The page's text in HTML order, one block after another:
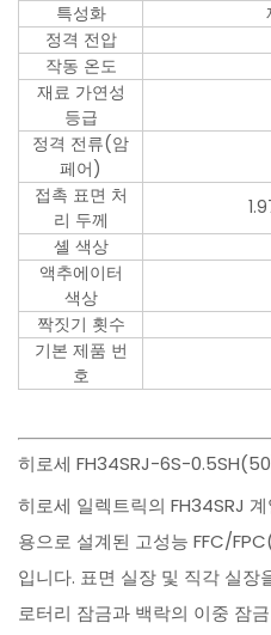
특성화
정격 전압
작동 온도
재료 가연성
등급
정격 전류(암
페어)
접촉 표면 처
리 두께
셸 색상
액추에이터
색상
짝짓기 횟수
기본 제품 번
호
히로세 FH34SRJ-6S-
히로세 일렉트릭의 FH34SRJ
용으로 설계된 고성능 FFC/
입니다. 표면 실장 및 직각 실장
로터리 잠금과 백락의 이중 잠